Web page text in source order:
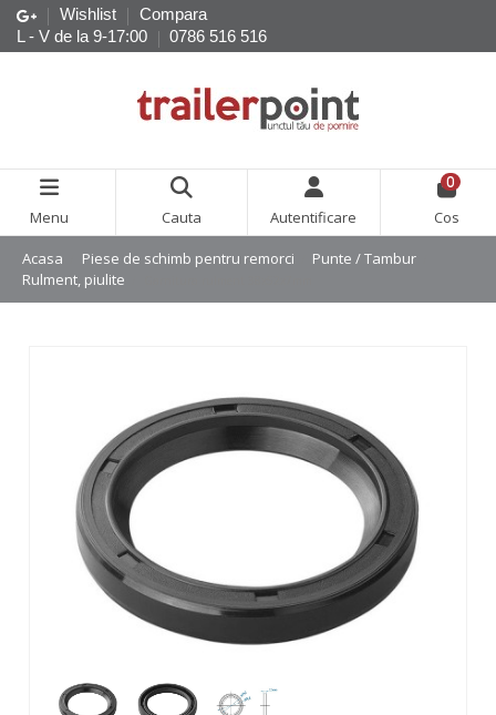
Wishlist
Compara
L - V de la 9-17:00
0786 516 516
Menu Cauta Autentificare
0
Cos
Acasa Piese de schimb pentru remorci
Punte / Tambur
Rulment, piulite